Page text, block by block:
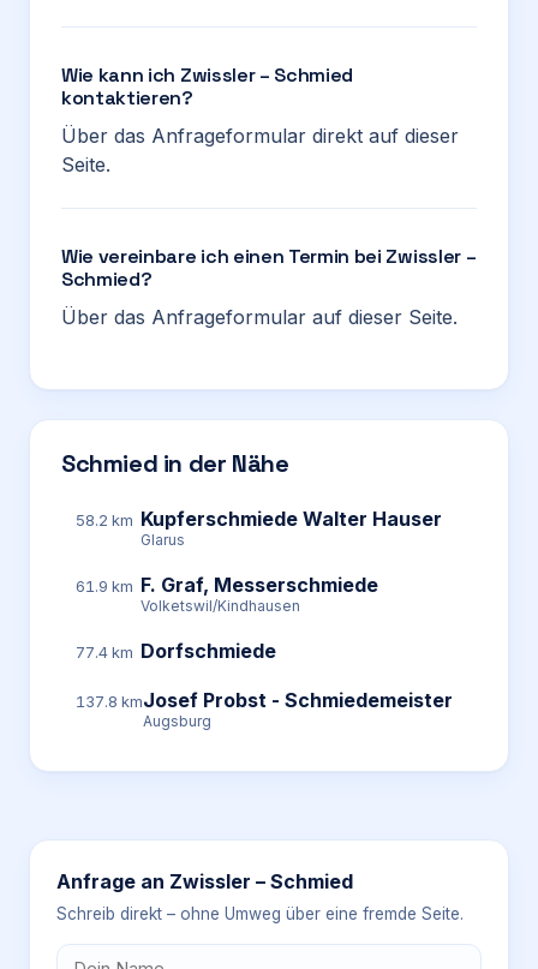
Wie kann ich Zwissler – Schmied
kontaktieren?
Über das Anfrageformular direkt auf dieser
Seite.
Wie vereinbare ich einen Termin bei Zwissler –
Schmied?
Über das Anfrageformular auf dieser Seite.
Schmied in der Nähe
58.2 km Kupferschmiede Walter Hauser
Glarus
61.9 km F. Graf, Messerschmiede
Volketswil/Kindhausen
77.4 km Dorfschmiede
137.8 kmJosef Probst - Schmiedemeister
Augsburg
Anfrage an Zwissler – Schmied
Schreib direkt – ohne Umweg über eine fremde Seite.